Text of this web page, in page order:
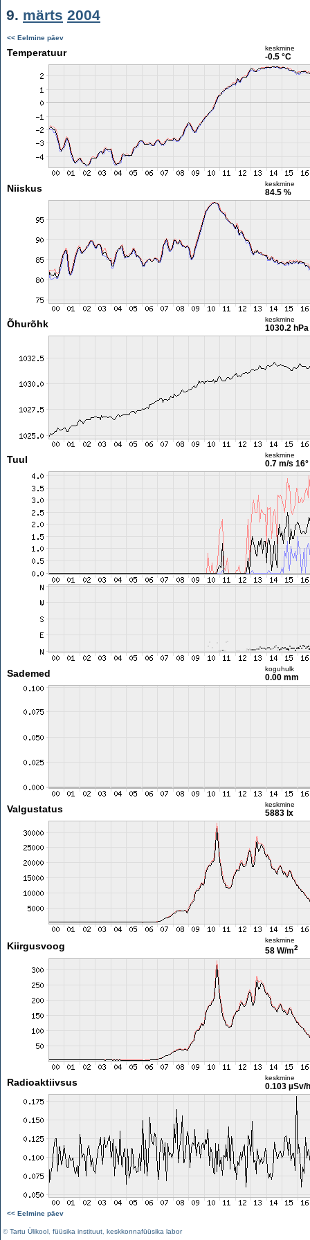
9. märts 2004
<< Eelmine päev
Temperatuur keskmine
-0.5 °C
Niiskus keskmine
84.5 %
Õhurõhk keskmine
1030.2 hPa
Tuul keskmine
0.7 m/s 16°
Sademed koguhulk
0.00 mm
Valgustatus keskmine
5883 lx
Kiirgusvoog
keskmine
58 W/m2
Radioaktiivsus keskmine
0.103 µSv/h
<< Eelmine päev
©Tartu Ülikool füüsika instituut keskkonnafüüsika labor